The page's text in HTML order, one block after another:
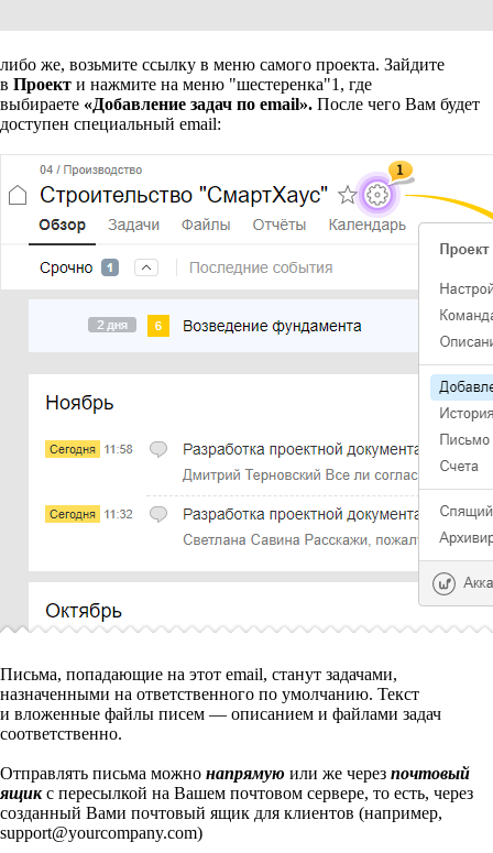
либо же, возьмите ссылку в меню самого проекта. Зайдите
в Проект и нажмите на меню "шестеренка"1 , где
выбираете «Добавление задач по email». После чего Вам будет
доступен специальный email:
Письма, попадающие на этот email, станут задачами,
назначенными на ответственного по умолчанию. Текст
и вложенные файлы писем — описанием и файлами задач
соответственно.
Отправлять письма можно напрямую или же через почтовый
ящикс пересылкой на Вашем почтовом сервере, то есть, через
созданный Вами почтовый ящик для клиентов (например,
support@yourcompany.com)